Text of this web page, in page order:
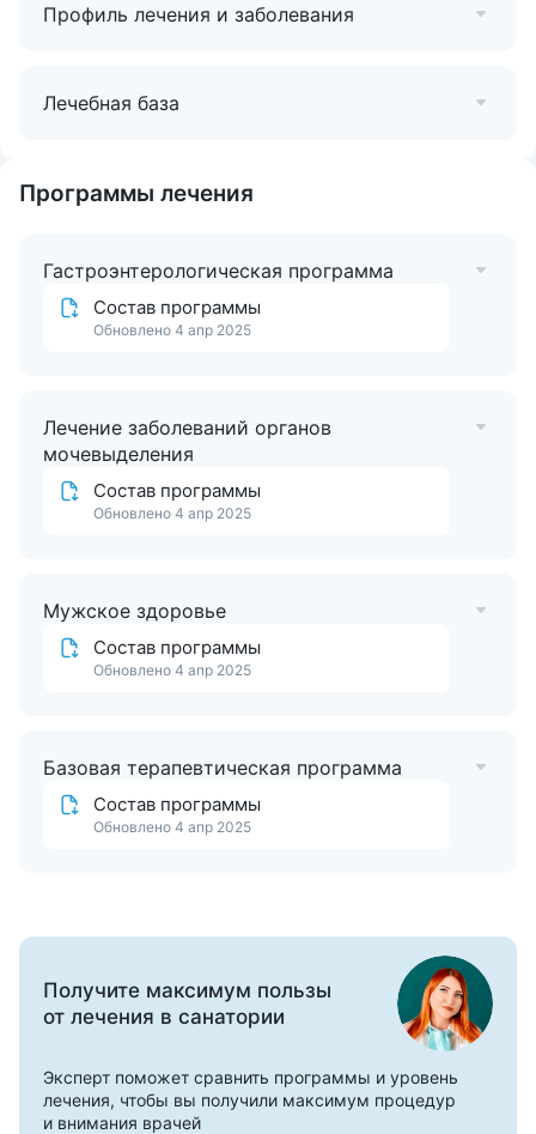
Санаторий принимает детей на отдых с рождения,
Санаторий «Буковая роща» располагает собственным
Профиль лечения и заболевания
Лечебная база
Программы лечения
Гастроэнтерологическая программа
Состав программы
Обновлено 4 апр 2025
Лечение заболеваний органов
мочевыделения
Состав программы
Обновлено 4 апр 2025
Мужское здоровье
Состав программы
Обновлено 4 апр 2025
Базовая терапевтическая программа
Состав программы
Обновлено 4 апр 2025
Получите максимум пользы
от лечения в санатории
Эксперт поможет сравнить программы и уровень
лечения, чтобы вы получили максимум процедур
и внимания врачей